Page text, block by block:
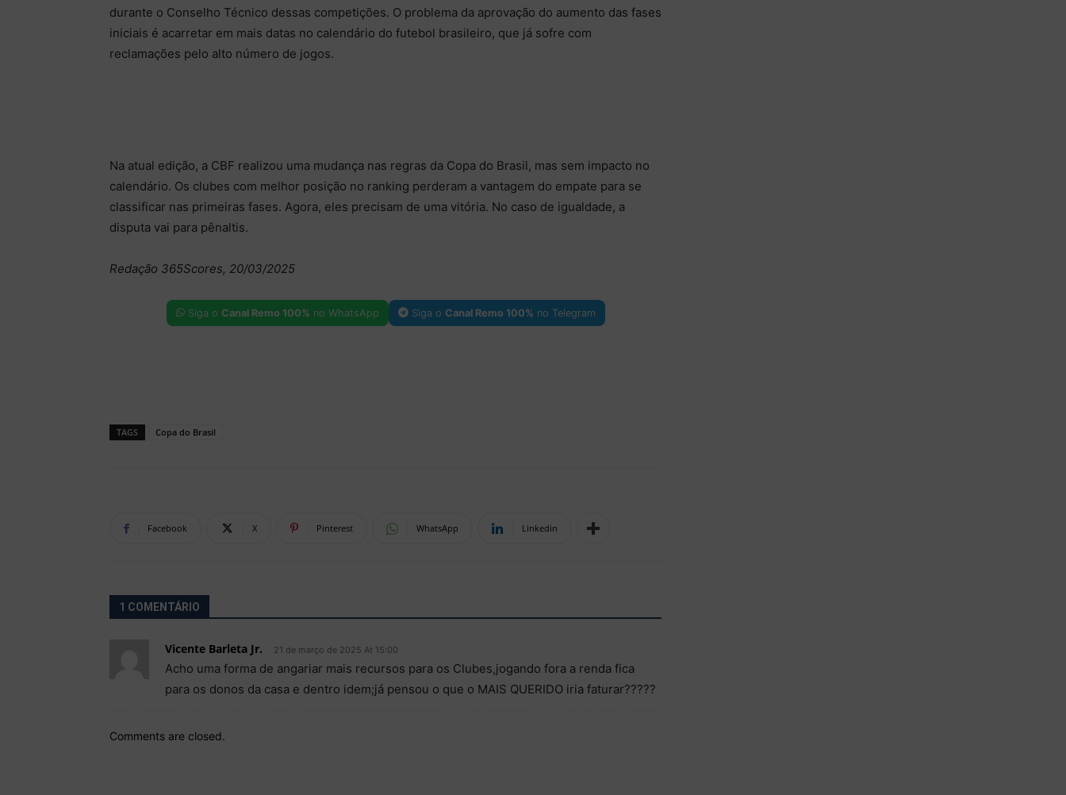
durante o Conselho Técnico dessas competições. O problema da aprovação do aumento das fases
iniciais é acarretar em mais datas no calendário do futebol brasileiro, que já sofre com
reclamações pelo alto número de jogos.
Na atual edição, a CBF realizou uma mudança nas regras da Copa do Brasil, mas sem impacto no
calendário. Os clubes com melhor posição no ranking perderam a vantagem do empate para se
classificar nas primeiras fases. Agora, eles precisam de uma vitória. No caso de igualdade, a
disputa vai para pênaltis.
Redação 365Scores, 20/03/2025
Siga o Canal Remo 100% no WhatsApp Siga o Canal Remo 100% no Telegram
TAGS Copa do Brasil
Facebook X Pinterest WhatsApp Linkedin
1 COMENTÁRIO
Vicente Barleta Jr. 21 de março de 2025 At 15:00
Acho uma forma de angariar mais recursos para os Clubes,jogando fora a renda fica
para os donos da casa e dentro idem;já pensou o que o MAIS QUERIDO iria faturar?????
Comments are closed.